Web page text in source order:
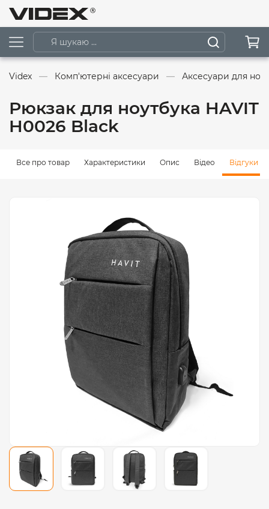
Videx Комп'ютерні аксесуари Аксесуари для
Рюкзак для ноутбука HAVIT
H0026 Black
Все про товар Характеристики Опис Відео Відгуки (0)